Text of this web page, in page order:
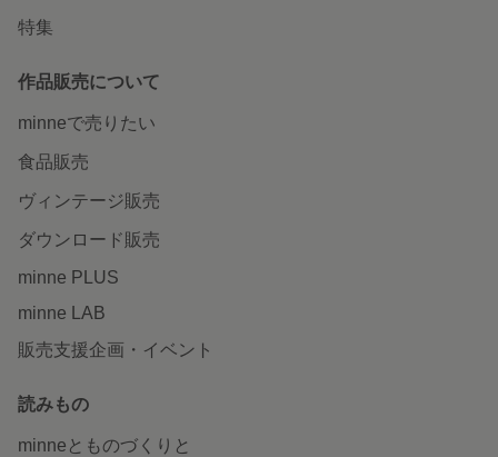
特集
作品販売について
minneで売りたい
食品販売
ヴィンテージ販売
ダウンロード販売
minne PLUS
minne LAB
販売支援企画・イベント
読みもの
minneとものづくりと